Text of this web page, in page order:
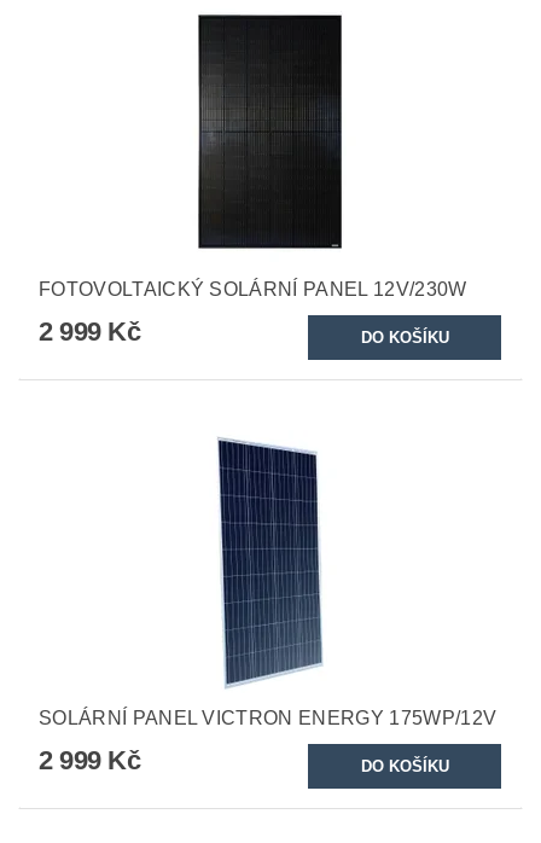
FOTOVOLTAICKÝ SOLÁRNÍ PANEL 12V/230W
2 999 Kč
SOLÁRNÍ PANEL VICTRON ENERGY 175WP/12V
2 999 Kč